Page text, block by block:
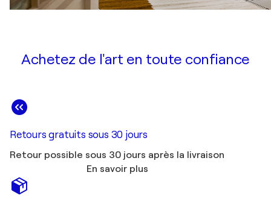
Achetez de l'art en toute confiance
Retours gratuits sous 30 jours
Retour possible sous 30 jours après la livraison
En savoir plus